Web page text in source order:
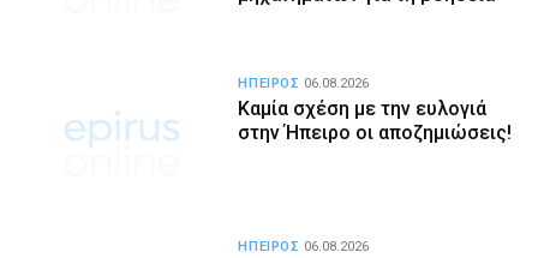
Καμία σχέση με την ευλογιά
στην Ήπειρο οι αποζημιώσεις!
ΗΠΕΙΡΟΣ 06.08.2026
ΗΠΕΙΡΟΣ 06.08.2026